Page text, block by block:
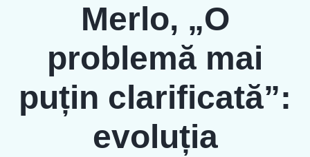
Merlo, „O
problemă mai
puțin clarificată”:
evoluția